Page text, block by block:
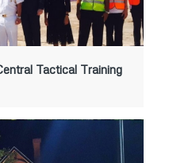
Tactical Training